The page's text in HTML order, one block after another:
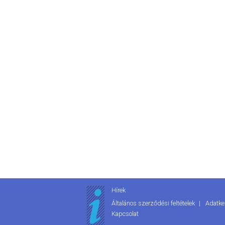
Hírek
Általános szerződési feltételek
Kapcsolat